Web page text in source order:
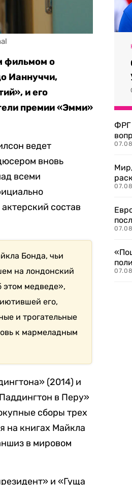
фильмом о
Ианнуччи,
и его
премии «Эмми»
ведет
вновь
всеми
состав
Бонда, чьи
на лондонский
этом медведе»,
его,
и трогательные
к мармеладным
(2014) и
в Перу»
сборы трех
на книгах Майкла
в мировом
и «Гуща
ФРГ